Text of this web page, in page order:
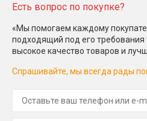
Есть вопрос по покупке?
«Мы помогаем каждому
подходящий под его требования
высокое качество товаров и
Спрашивайте, мы всегда рады